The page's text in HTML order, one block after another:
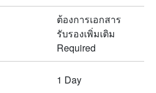
ต้องการเอกสาร
รับรองเพิ่มเติม
Required
1 Day